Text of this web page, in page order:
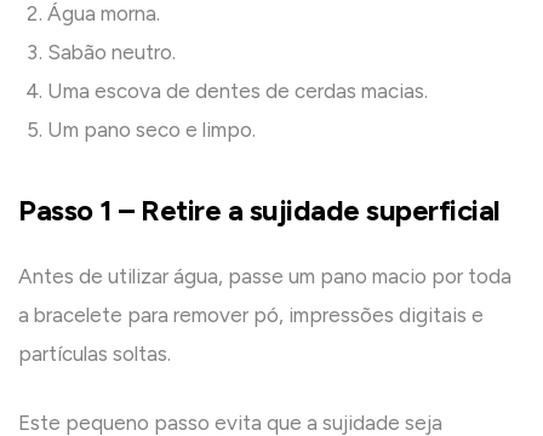
Água morna.
Sabão neutro.
Uma escova de dentes de cerdas macias.
Um pano seco e limpo.
Passo 1 – Retire a sujidade superficial
Antes de utilizar água, passe um pano macio por toda
a bracelete para remover pó, impressões digitais e
partículas soltas.
Este pequeno passo evita que a sujidade seja